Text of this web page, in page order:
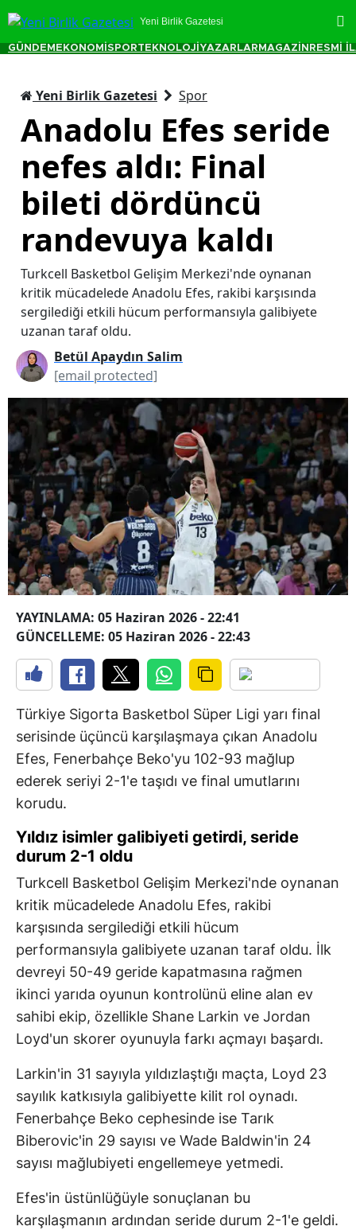
Yeni Birlik Gazetesi
GÜNDEM EKONOMİ SPORTEKNOLOJİ YAZARLAR MAGAZİN RESMİ
Yeni Birlik Gazetesi Spor
Anadolu Efes seride
nefes aldı: Final
bileti dördüncü
randevuya kaldı
Turkcell Basketbol Gelişim Merkezi'nde oynanan
kritik mücadelede Anadolu Efes, rakibi karşısında
sergilediği etkili hücum performansıyla galibiyete
uzanan taraf oldu.
Betül Apaydın Salim
[email protected]
YAYINLAMA: 05 Haziran 2026 - 22:41
GÜNCELLEME: 05 Haziran 2026 - 22:43
Türkiye Sigorta Basketbol Süper Ligi yarı final
serisinde üçüncü karşılaşmaya çıkan Anadolu
Efes, Fenerbahçe Beko'yu 102-93 mağlup
ederek seriyi 2-1'e taşıdı ve final umutlarını
korudu.
Yıldız isimler galibiyeti getirdi, seride
durum 2-1 oldu
Turkcell Basketbol Gelişim Merkezi'nde oynanan
kritik mücadelede Anadolu Efes, rakibi
karşısında sergilediği etkili hücum
performansıyla galibiyete uzanan taraf oldu. İlk
devreyi 50-49 geride kapatmasına rağmen
ikinci yarıda oyunun kontrolünü eline alan ev
sahibi ekip, özellikle Shane Larkin ve Jordan
Loyd'un skorer oyunuyla farkı açmayı başardı.
Larkin'in 31 sayıyla yıldızlaştığı maçta, Loyd 23
sayılık katkısıyla galibiyette kilit rol oynadı.
Fenerbahçe Beko cephesinde ise Tarık
Biberovic'in 29 sayısı ve Wade Baldwin'in 24
sayısı mağlubiyeti engellemeye yetmedi.
Efes'in üstünlüğüyle sonuçlanan bu
karşılaşmanın ardından seride durum 2-1'e geldi.